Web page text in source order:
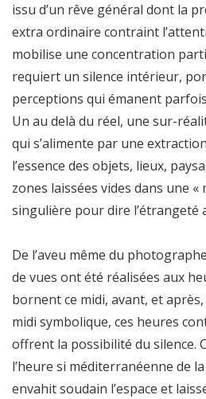
issu d’un rêve général dont la
extra ordinaire contraint
mobilise une concentration
requiert un silence intérieur,
perceptions qui émanent parfois
Un au delà du réel, une sur-
qui s’alimente par une
l’essence des objets, lieux,
zones laissées vides dans une «
singulière pour dire l’étrangeté
De l’aveu même du
de vues ont été réalisées aux
bornent ce midi, avant, et
midi symbolique, ces heures
offrent la possibilité du silence.
l’heure si méditerranéenne de
envahit soudain l’espace et